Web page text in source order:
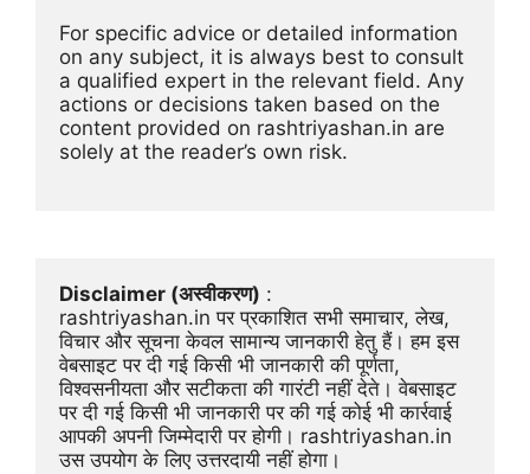
For specific advice or detailed information
on any subject, it is always best to consult
a qualified expert in the relevant field. Any
actions or decisions taken based on the
content provided on rashtriyashan.in are
solely at the reader’s own risk.
Disclaimer (अस्वीकरण) :
rashtriyashan.in पर प्रकाशित सभी समाचार, लेख,
विचार और सूचना केवल सामान्य जानकारी हेतु हैं। हम इस
वेबसाइट पर दी गई किसी भी जानकारी की पूर्णता,
विश्वसनीयता और सटीकता की गारंटी नहीं देते। वेबसाइट
पर दी गई किसी भी जानकारी पर की गई कोई भी कार्रवाई
आपकी अपनी जिम्मेदारी पर होगी। rashtriyashan.in
उस उपयोग के लिए उत्तरदायी नहीं होगा।